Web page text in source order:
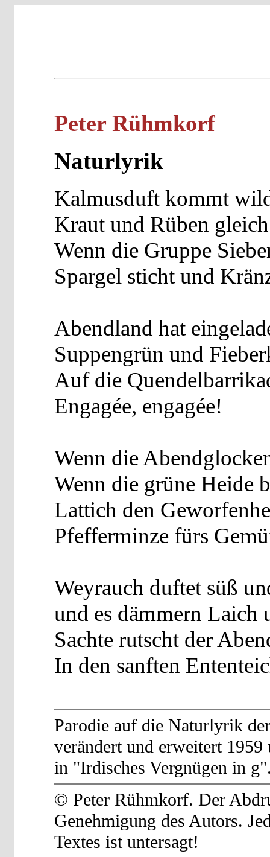
Peter Rühmkorf
Naturlyrik
Kalmusduft kommt
Kraut und Rüben
Wenn die Gruppe
Spargel sticht und
Abendland hat
Suppengrün und
Auf die
Engagée, engagée!
Wenn die
Wenn die grüne Heide
Lattich den
Pfefferminze fürs
Weyrauch duftet süß
und es dämmern Laich
Sachte rutscht der
In den sanften
Parodie auf die Naturlyrik
verändert und erweitert
in "Irdisches Vergnügen in
© Peter Rühmkorf. Der
Genehmigung des Autors.
Textes ist untersagt!